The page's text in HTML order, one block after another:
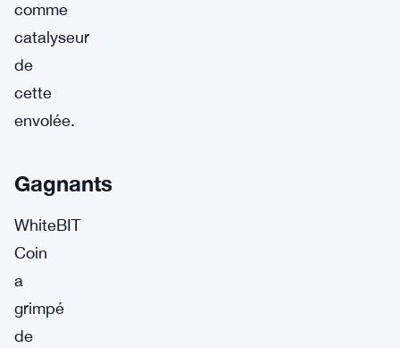
comme
catalyseur
de
cette
envolée.
Gagnants
WhiteBIT
Coin
a
grimpé
de